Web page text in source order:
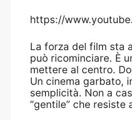
https://
La forza del film sta
può ricominciare. È
mettere al centro.
Un cinema garbato,
semplicità. Non a
“gentile” che resiste